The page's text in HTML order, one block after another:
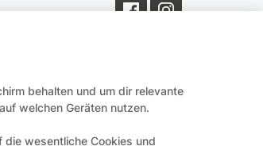
behalten und um dir relevante
welchen Geräten nutzen.
wesentliche Cookies und